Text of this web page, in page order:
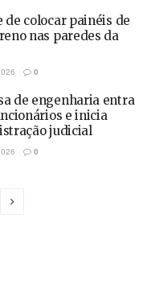
de colocar painéis de
nas paredes da
0
de engenharia entra
e inicia
judicial
0